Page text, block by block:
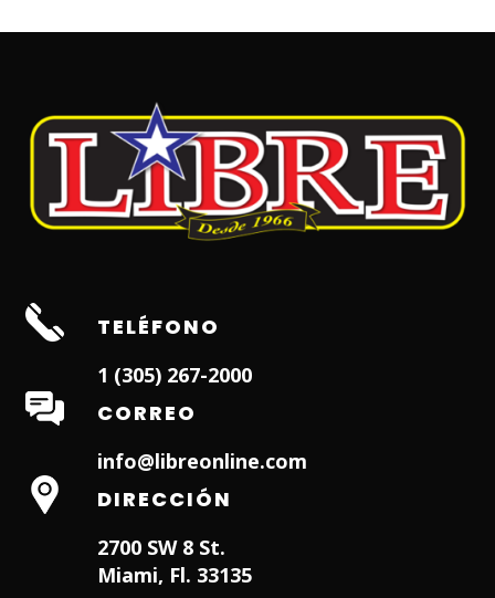
TELÉFONO
1 (305) 267-2000
CORREO
info@libreonline.com
DIRECCIÓN
2700 SW 8 St.
Miami, Fl. 33135